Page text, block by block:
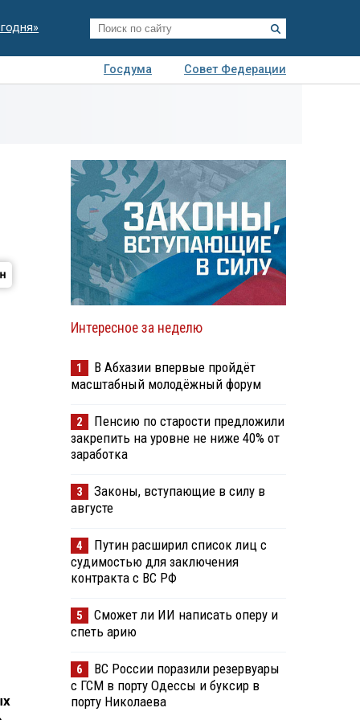
Госдума
Совет Федерации
Интересное за неделю
1
В Абхазии впервые пройдёт
масштабный молодёжный форум
2
Пенсию по старости предложили
закрепить на уровне не ниже 40% от
заработка
3
Законы, вступающие в силу в
августе
4
Путин расширил список лиц с
судимостью для заключения
контракта с ВС РФ
5
Сможет ли ИИ написать оперу и
спеть арию
6
ВС России поразили резервуары
с ГСМ в порту Одессы и буксир в
порту Николаева